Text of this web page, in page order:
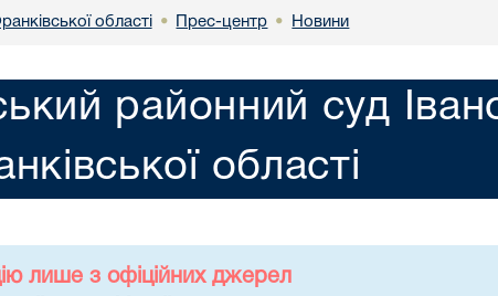
області • Прес-центр • Новини
районний суд
області
лише з офіційних джерел